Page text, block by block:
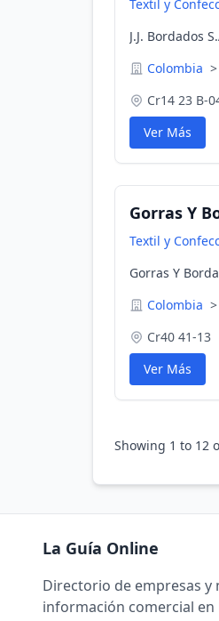
Textil y
J.J. Bordados
Colombia >
Cr14 23 B-
Ver Más
Gorras Y
Textil y
Gorras Y
Colombia >
Cr40 41-13
Ver Más
Showing 1 to 12
La Guía Online
Directorio de empresas
información comercial en